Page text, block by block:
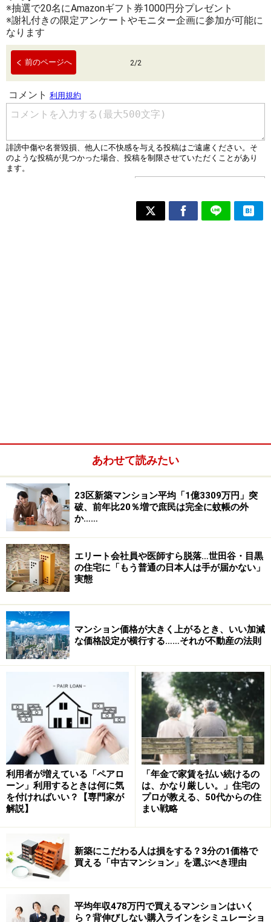
※抽選で20名にAmazonギフト券1000円分プレゼント
※謝礼付きの限定アンケートやモニター企画に参加が可能に
なります
前のページへ 2/2
あわせて読みたい
23区新築マンション平均「1億3309万円」突
破、前年比20％増で庶民は完全に蚊帳の外
か……
エリート会社員や医師すら脱落…世田谷・目黒
の住宅に「もう普通の日本人は手が届かない」
実態
マンション価格が大きく上がるとき、いい加減
な価格設定が横行する……それが不動産の法則
利用者が増えている「ペアロ
ーン」利用するときは何に気
を付ければいい？【専門家が
解説】
「年金で家賃を払い続けるの
は、かなり厳しい。」住宅の
プロが教える、50代からの住
まい戦略
新築にこだわる人は損をする？3分の1価格で
買える「中古マンション」を選ぶべき理由
平均年収478万円で買えるマンションはいく
ら？背伸びしない購入ラインをシミュレーショ